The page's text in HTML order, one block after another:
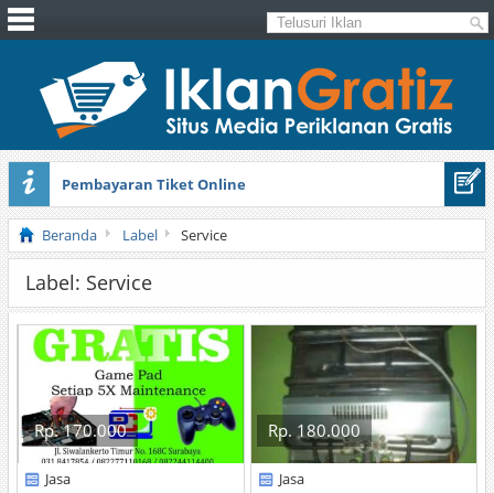
Pembayaran Tiket Online
Masker Sprilulina Tiens
Beranda Label Service
Label: Service
Rp. 170.000
Jasa
Rp. 180.000
Jasa